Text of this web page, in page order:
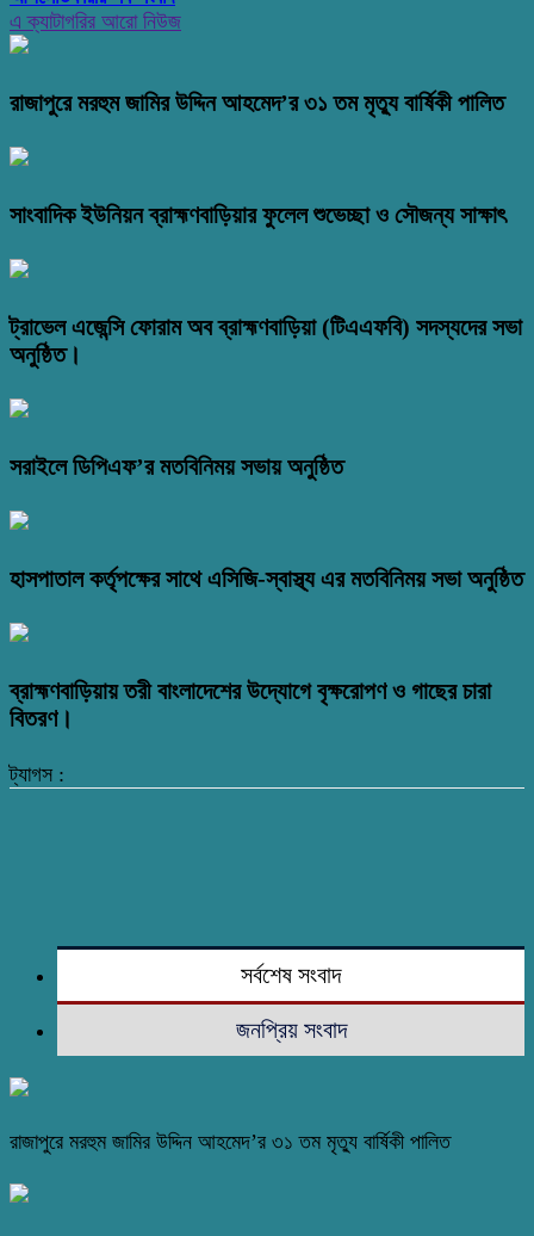
এ ক্যাটাগরির আরো নিউজ
রাজাপুরে মরহুম জামির উদ্দিন আহমেদ’র ৩১ তম মৃত্যু বার্ষিকী পালিত
সাংবাদিক ইউনিয়ন ব্রাহ্মণবাড়িয়ার ফুলেল শুভেচ্ছা ও সৌজন্য সাক্ষাৎ
ট্রাভেল এজেন্সি ফোরাম অব ব্রাহ্মণবাড়িয়া (টিএএফবি) সদস্যদের সভা
অনুষ্ঠিত।
সরাইলে ডিপিএফ’র মতবিনিময় সভায় অনুষ্ঠিত
হাসপাতাল কর্তৃপক্ষের সাথে এসিজি-স্বাস্থ্য এর মতবিনিময় সভা অনুষ্ঠিত
ব্রাহ্মণবাড়িয়ায় তরী বাংলাদেশের উদ্যোগে বৃক্ষরোপণ ও গাছের চারা
বিতরণ।
ট্যাগস :
সর্বশেষ সংবাদ
জনপ্রিয় সংবাদ
রাজাপুরে মরহুম জামির উদ্দিন আহমেদ’র ৩১ তম মৃত্যু বার্ষিকী পালিত